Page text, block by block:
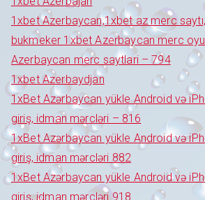
1xbet Azerbaycan,1xbet az merc
bukmeker 1xbet Azerbaycan merc
Azerbaycan merc saytlari – 794
1xbet Azerbaydjan
1xBet Azərbaycan yükle Android və
giriş, idman mərcləri – 816
1xBet Azərbaycan yükle Android və
giriş, idman mərcləri 882
1xBet Azərbaycan yükle Android və
giriş, idman mərcləri 918